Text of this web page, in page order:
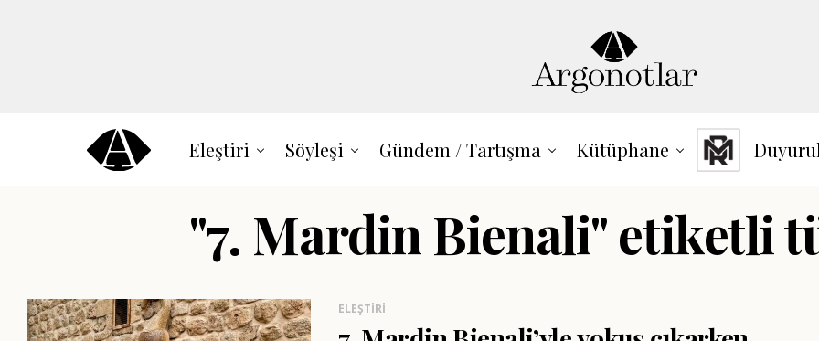
Eleştiri Söyleşi Gündem / Tartışma Kütüphane
"7. Mardin Bienali" etiketli
ELEŞTIRI